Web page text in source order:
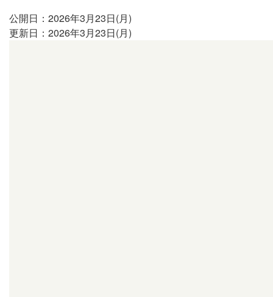
公開日：2026年3月23日(月)
更新日：2026年3月23日(月)